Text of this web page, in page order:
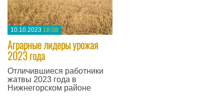
10.10.2023 18:08
Аграрные лидеры урожая
2023 года
Отличившиеся работники
жатвы 2023 года в
Нижнегорском районе